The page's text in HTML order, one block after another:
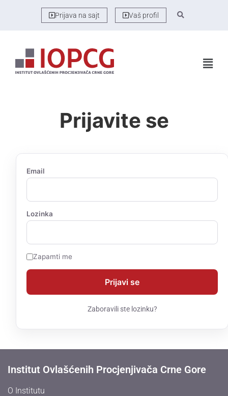
Prijava na sajt Vaš profil
Prijavite se
Email
Lozinka
Zapamti me
Zaboravili ste lozinku?
Institut Ovlašćenih Procjenjivača Crne Gore
O Institutu